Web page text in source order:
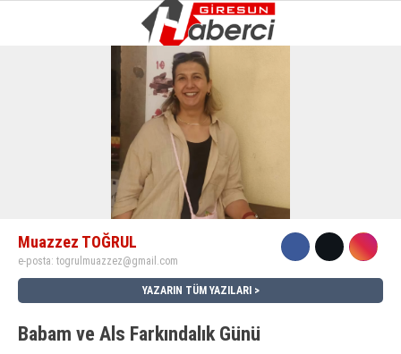
12.5°
VİDEO
ASAYIŞ
YAŞAM
Muazzez TOĞRUL
e-posta: togrulmuazzez@gmail.com
YAZARIN TÜM YAZILARI
Babam ve Als Farkındalık Günü